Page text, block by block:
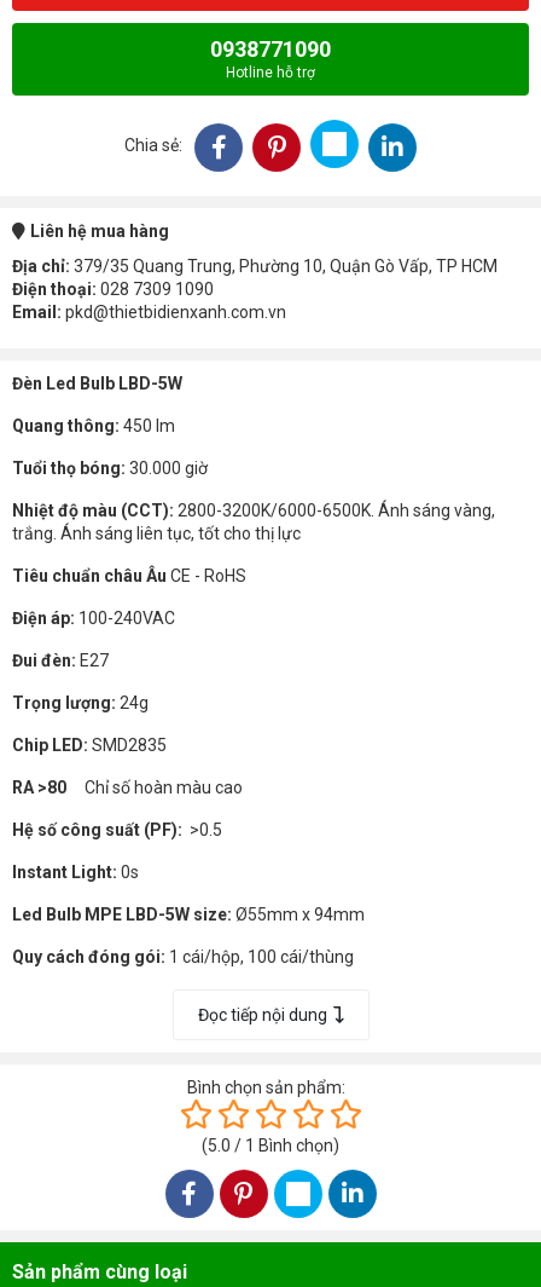
0938771090
Hotline hỗ trợ
Chia sẻ:
Liên hệ mua hàng
Địa chỉ: 379/35 Quang Trung, Phường 10, Quận Gò Vấp, TP HCM
Điện thoại: 028 7309 1090
Email: pkd@thietbidienxanh.com.vn
Đèn Led Bulb LBD-5W
Quang thông: 450 lm
Tuổi thọ bóng: 30.000 giờ
Nhiệt độ màu (CCT): 2800-3200K/6000-6500K. Ánh sáng vàng,
trắng. Ánh sáng liên tục, tốt cho thị lực
Tiêu chuẩn châu Âu CE - RoHS
Điện áp: 100-240VAC
Đui đèn: E27
Trọng lượng: 24g
Chip LED: SMD2835
RA >80 Chỉ số hoàn màu cao
Hệ số công suất (PF): >0.5
Instant Light: 0s
Led Bulb MPE LBD-5W size: Ø55mm x 94mm
Quy cách đóng gói: 1 cái/hộp, 100 cái/thùng
phù hợp cho không gian chiếu sáng gia đình, trang trí cảnh quan…
Đọc tiếp nội dung
Bình chọn sản phẩm:
(5.0 / 1 Bình chọn)
Sản phẩm cùng loại